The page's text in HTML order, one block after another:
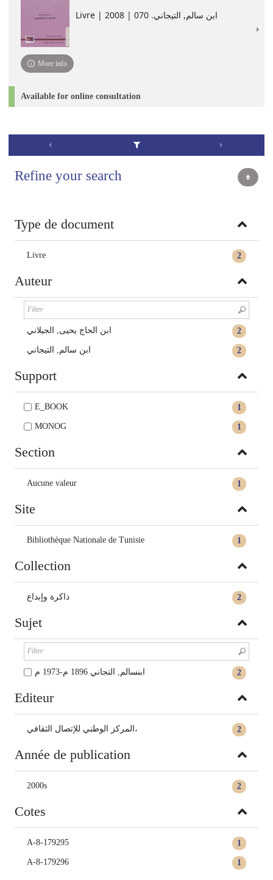
Livre | ابن سالم, التيجاني. 070 | 2008
More info
Available for online consultation
Refine your search
Type de document
2
Livre
Auteur
2 ابن الحاج يحيى, الجيلاني
2 ابن سالم, التيجاني
Support
1
E_BOOK
1
MONOG
Section
1
Aucune valeur
Site
1
Bibliothèque Nationale de Tunisie
Collection
2 ذاكرة وإبداع
Sujet
2 ابنسالم, التجاني 1896 م-1973 م
Editeur
2 المركز الوطني للإتصال الثقافي،
Année de publication
2
2000s
Cotes
1
A-8-179295
1
A-8-179296